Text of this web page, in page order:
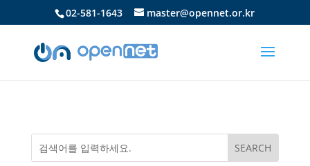
02-581-1643 master@opennet.or.kr